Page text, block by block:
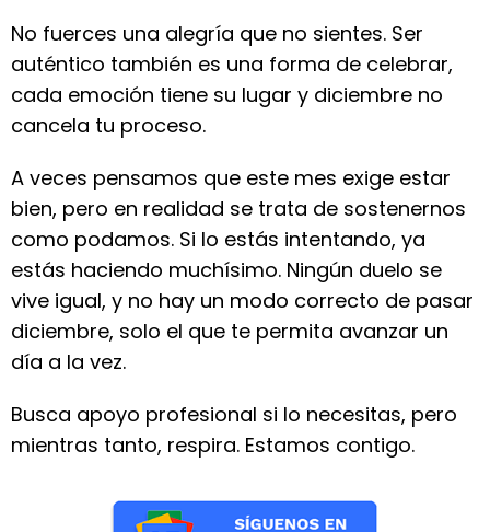
No fuerces una alegría que no sientes. Ser
auténtico también es una forma de celebrar,
cada emoción tiene su lugar y diciembre no
cancela tu proceso.
A veces pensamos que este mes exige estar
bien, pero en realidad se trata de sostenernos
como podamos. Si lo estás intentando, ya
estás haciendo muchísimo. Ningún duelo se
vive igual, y no hay un modo correcto de pasar
diciembre, solo el que te permita avanzar un
día a la vez.
Busca apoyo profesional si lo necesitas, pero
mientras tanto, respira. Estamos contigo.